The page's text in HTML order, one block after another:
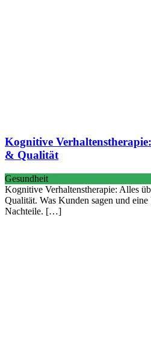
Kognitive
& Qualität
Gesundheit
Kognitive Verhaltenstherapie: Alles
Qualität. Was Kunden sagen und
Nachteile. […]